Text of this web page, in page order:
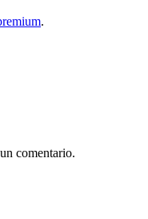
.
comentario.